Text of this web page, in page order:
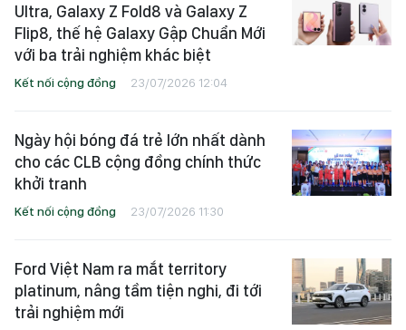
Ultra, Galaxy Z Fold8 và Galaxy Z
Flip8, thế hệ Galaxy Gập Chuẩn Mới
với ba trải nghiệm khác biệt
Kết nối cộng đồng 23/07/2026 12:04
Ngày hội bóng đá trẻ lớn nhất dành
cho các CLB cộng đồng chính thức
khởi tranh
Kết nối cộng đồng 23/07/2026 11:30
Ford Việt Nam ra mắt territory
platinum, nâng tầm tiện nghi, đi tới
trải nghiệm mới